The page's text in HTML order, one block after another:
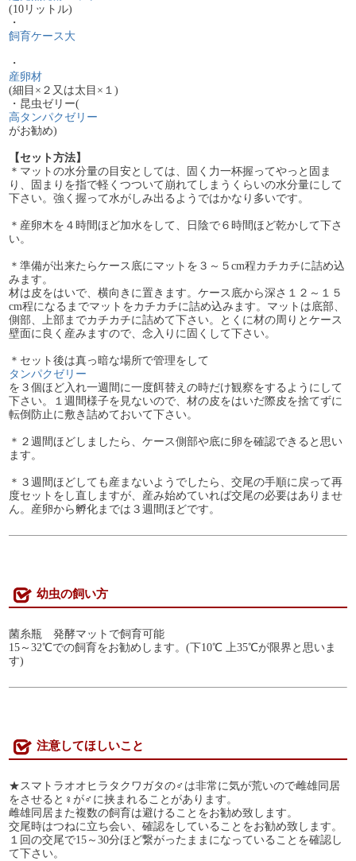
(10リットル)
・
飼育ケース大
・
産卵材
(細目×２又は太目×１)
・昆虫ゼリー(
高タンパクゼリー
がお勧め)
【セット方法】
＊マットの水分量の目安としては、固く力一杯握ってやっと固ま
り、固まりを指で軽くつついて崩れてしまうくらいの水分量にして
下さい。強く握って水がしみ出るようではかなり多いです。
＊産卵木を４時間ほど加水をして、日陰で６時間ほど乾かして下さ
い。
＊準備が出来たらケース底にマットを３～５cm程カチカチに詰め込
みます。
材は皮をはいで、横向きに置きます。ケース底から深さ１２～１５
cm程になるまでマットをカチカチに詰め込みます。マットは底部、
側部、上部までカチカチに詰めて下さい。とくに材の周りとケース
壁面に良く産みますので、念入りに固くして下さい。
＊セット後は真っ暗な場所で管理をして
タンパクゼリー
を３個ほど入れ一週間に一度餌替えの時だけ観察をするようにして
下さい。１週間様子を見ないので、材の皮をはいだ際皮を捨てずに
転倒防止に敷き詰めておいて下さい。
＊２週間ほどしましたら、ケース側部や底に卵を確認できると思い
ます。
＊３週間ほどしても産まないようでしたら、交尾の手順に戻って再
度セットをし直しますが、産み始めていれば交尾の必要はありませ
ん。産卵から孵化までは３週間ほどです。
幼虫の飼い方
菌糸瓶 発酵マットで飼育可能
15～32℃での飼育をお勧めします。(下10℃ 上35℃が限界と思いま
す)
注意してほしいこと
★スマトラオオヒラタクワガタの♂は非常に気が荒いので雌雄同居
をさせると♀が♂に挟まれることがあります。
雌雄同居また複数の飼育は避けることをお勧め致します。
交尾時はつねに立ち会い、確認をしていることをお勧め致します。
１回の交尾で15～30分ほど繋がったままになっていることを確認し
て下さい。